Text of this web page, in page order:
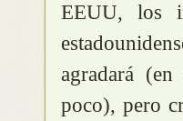
EEUU, los
agradará
poco), pero